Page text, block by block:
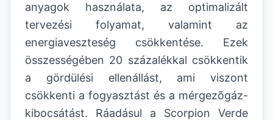
anyagok használata, az optimalizált
tervezési folyamat, valamint az
energiaveszteség csökkentése. Ezek
összességében 20 százalékkal csökkentik
a gördülési ellenállást, ami viszont
csökkenti a fogyasztást és a mérgezõgáz-
kibocsátást. Ráadásul a Scorpion Verde